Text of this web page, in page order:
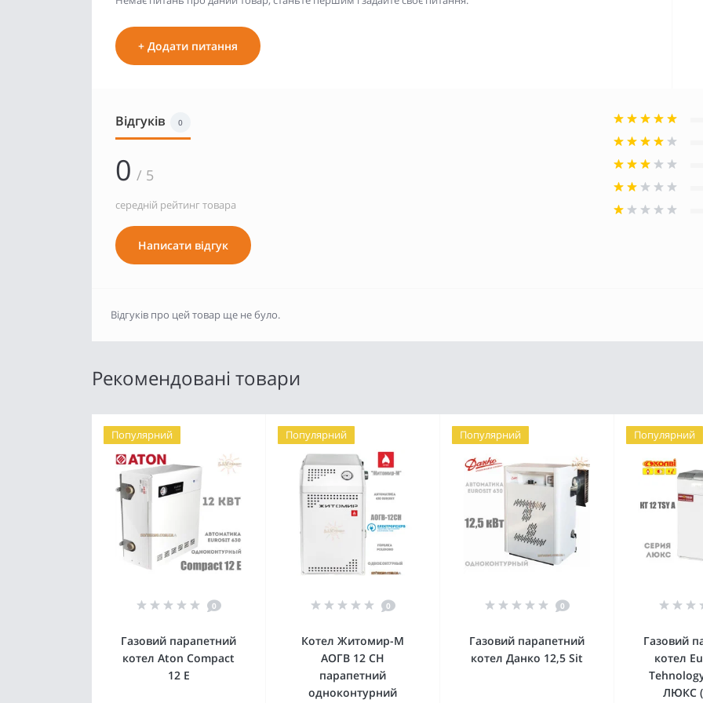
+ Додати питання
Відгуків 0
0 / 5
середній рейтинг товара
Написати відгук
Відгуків про цей товар ще не було.
Рекомендовані товари
Популярний
0
Газовий парапетний
котел Aton Compact
12 Е
Популярний
0
Котел Житомир-М
АОГВ 12 СН
парапетний
одноконтурний
Популярний
0
Газовий парапетний
котел Данко 12,5 Sit
Популярний
Газовий
котел
ЛЮКС